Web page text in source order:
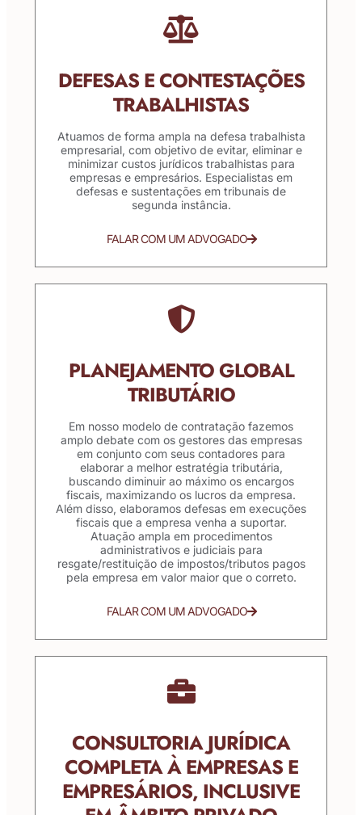
DEFESAS E CONTESTAÇÕES
TRABALHISTAS
Atuamos de forma ampla na defesa trabalhista
empresarial, com objetivo de evitar, eliminar e
minimizar custos jurídicos trabalhistas para
empresas e empresários. Especialistas em
defesas e sustentações em tribunais de
segunda instância.
FALAR COM UM ADVOGADO
PLANEJAMENTO GLOBAL
TRIBUTÁRIO
Em nosso modelo de contratação fazemos
amplo debate com os gestores das empresas
em conjunto com seus contadores para
elaborar a melhor estratégia tributária,
buscando diminuir ao máximo os encargos
fiscais, maximizando os lucros da empresa.
Além disso, elaboramos defesas em execuções
fiscais que a empresa venha a suportar.
Atuação ampla em procedimentos
administrativos e judiciais para
resgate/restituição de impostos/tributos pagos
pela empresa em valor maior que o correto.
FALAR COM UM ADVOGADO
CONSULTORIA JURÍDICA
COMPLETA À EMPRESAS E
EMPRESÁRIOS, INCLUSIVE